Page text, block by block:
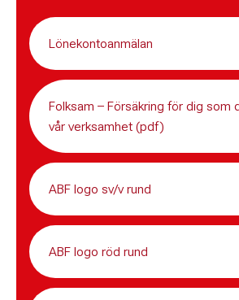
Lönekontoanmälan
Folksam – Försäkring för dig som
vår verksamhet (pdf)
ABF logo sv/v rund
ABF logo röd rund